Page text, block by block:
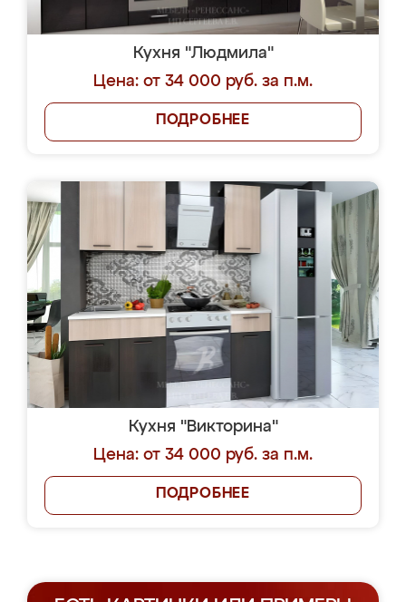
Кухня "Людмила"
Цена: от 34 000 руб. за п.м.
ПОДРОБНЕЕ
Кухня "Викторина"
Цена: от 34 000 руб. за п.м.
ПОДРОБНЕЕ